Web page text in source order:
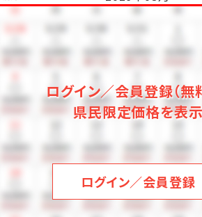
ログイン／会員登録（無
県民限定価格を表示
ログイン／会員登録